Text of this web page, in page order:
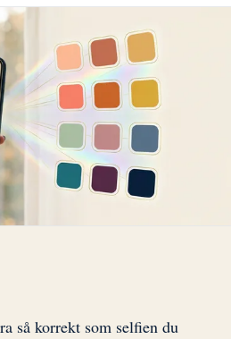
så korrekt som selfien du